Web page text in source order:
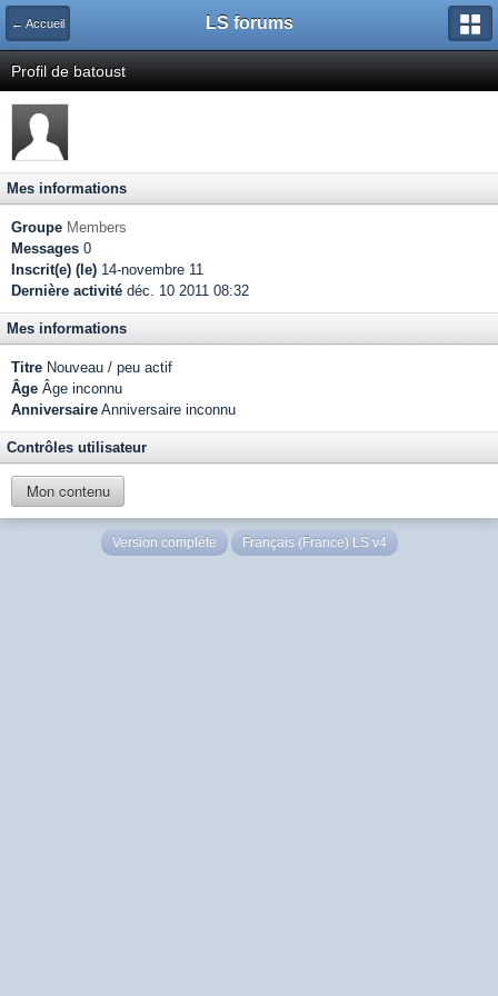
← Accueil LS forums
Profil de batoust
Mes informations
Groupe Members
Messages 0
Inscrit(e) (le) 14-novembre 11
Dernière activité déc. 10 2011 08:32
Mes informations
Titre Nouveau / peu actif
Âge Âge inconnu
Anniversaire Anniversaire inconnu
Contrôles utilisateur
Mon contenu
Version complète Français (France) LS v4